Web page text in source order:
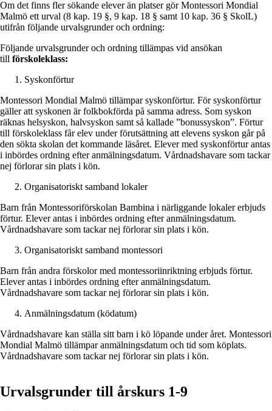
Om det finns fler sökande elever än platser gör Montessori Mondial
Malmö ett urval (8 kap. 19 §, 9 kap. 18 § samt 10 kap. 36 § SkolL)
utifrån följande urvalsgrunder och ordning:
Följande urvalsgrunder och ordning tillämpas vid ansökan
till förskoleklass:
Syskonförtur
Montessori Mondial Malmö tillämpar syskonförtur. För syskonförtur
gäller att syskonen är folkbokförda på samma adress. Som syskon
räknas helsyskon, halvsyskon samt så kallade ”bonussyskon”. Förtur
till förskoleklass får elev under förutsättning att elevens syskon går på
den sökta skolan det kommande läsåret. Elever med syskonförtur antas
i inbördes ordning efter anmälningsdatum. Vårdnadshavare som tackar
nej förlorar sin plats i kön.
Organisatoriskt samband lokaler
Barn från Montessoriförskolan Bambina i närliggande lokaler erbjuds
förtur. Elever antas i inbördes ordning efter anmälningsdatum.
Vårdnadshavare som tackar nej förlorar sin plats i kön.
Organisatoriskt samband montessori
Barn från andra förskolor med montessoriinriktning erbjuds förtur.
Elever antas i inbördes ordning efter anmälningsdatum.
Vårdnadshavare som tackar nej förlorar sin plats i kön.
Anmälningsdatum (ködatum)
Vårdnadshavare kan ställa sitt barn i kö löpande under året. Montessori
Mondial Malmö tillämpar anmälningsdatum och tid som köplats.
Vårdnadshavare som tackar nej förlorar sin plats i kön.
Urvalsgrunder till årskurs 1-9